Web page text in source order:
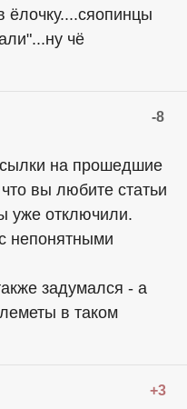
ёлочку....сяопинцы
чё
-8
на прошедшие
вы любите статьи
уже отключили.
непонятными
задумался - а
в таком
+3